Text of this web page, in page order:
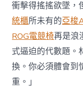
衝擊得搖搖欲墜，
統櫃所未有的亞梭
ROG電競椅再是浪
式逼迫的代數題。
換。你必須體會到
重。」